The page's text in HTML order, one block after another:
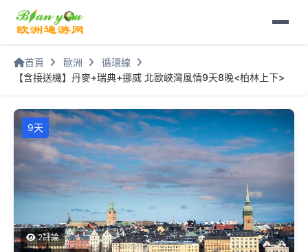
首頁 歐洲
循環線
【含接送機】丹麥+瑞典+挪威 北歐峽灣風情9天8晚<柏林上下>
9天
2評論